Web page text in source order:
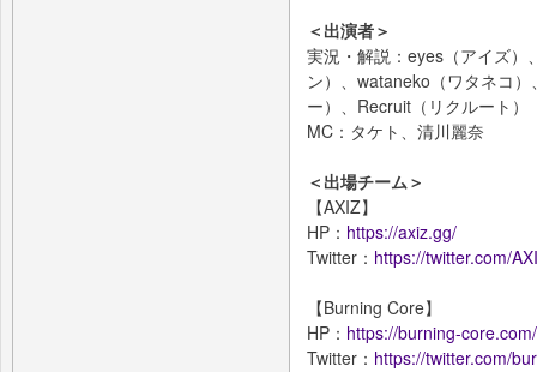
＜出演者＞
実況・解説：eyes（アイズ）
ン）、wataneko（ワタネコ
ー）、Recruit（リクルート）
MC：タケト、清川麗奈
＜出場チーム＞
【AXIZ】
HP： https://axiz.gg/
Twitter： https://twitter.com/
【Burning Core】
HP： https://burning-core.com/
Twitter： https://twitter.com/